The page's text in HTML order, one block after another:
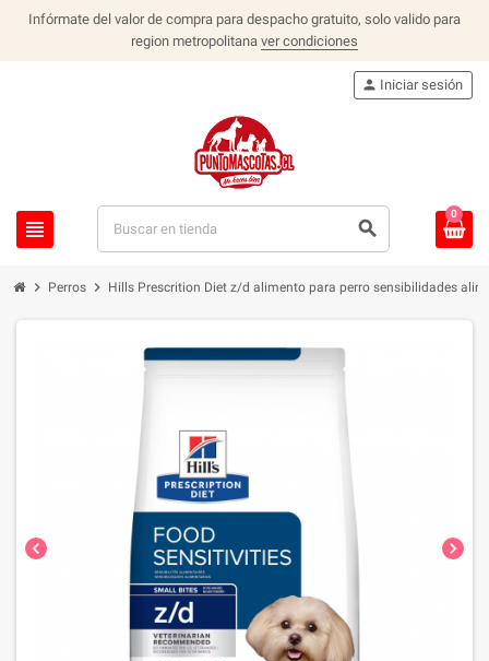
Infórmate del valor de compra para despacho gratuito, solo valido para
region metropolitana ver condiciones
view_headline search
person Iniciar sesión
0
chevron_right Perros chevron_right Hills Prescrition Diet z/d alimento para perro sensibilidades
chevron_left chevron_right